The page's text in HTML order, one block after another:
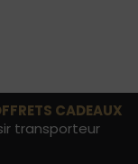
CADEAUX
transporteur